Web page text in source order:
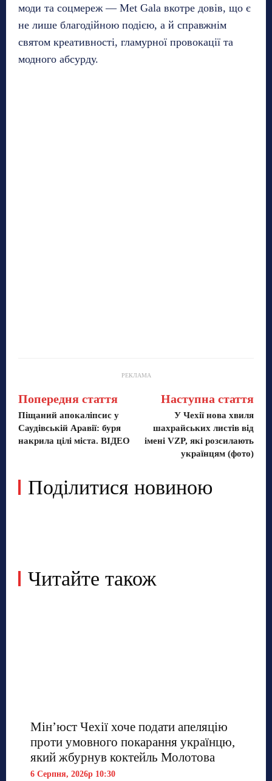
моди та соцмереж — Met Gala вкотре довів, що є
не лише благодійною подією, а й справжнім
святом креативності, гламурної провокації та
модного абсурду.
РЕКЛАМА
Попередня стаття
Піщаний апокаліпсис у
Саудівській Аравії: буря
накрила цілі міста. ВІДЕО
Наступна стаття
У Чехії нова хвиля
шахрайських листів від
імені VZP, які розсилають
українцям (фото)
Поділитися новиною
Читайте також
Мін’юст Чехії хоче подати апеляцію
проти умовного покарання українцю,
який жбурнув коктейль Молотова
6 Серпня, 2026р 10:30